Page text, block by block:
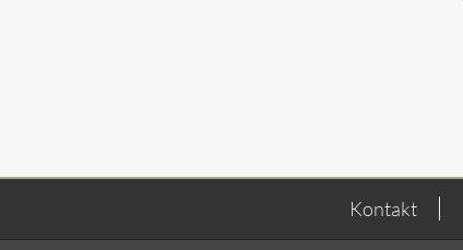
Kontakt